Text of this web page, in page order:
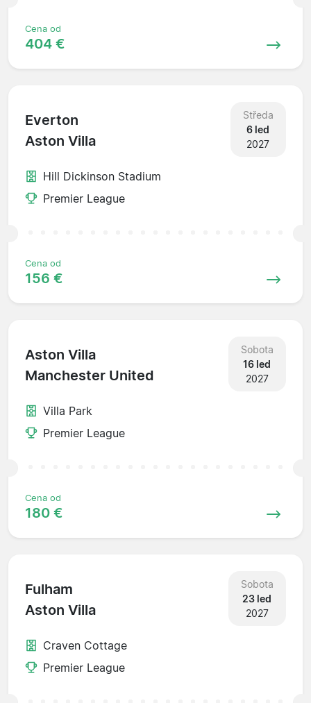
Cena od
404 €
Everton
Aston Villa
Středa
6 led
2027
Hill Dickinson Stadium
Premier League
Cena od
156 €
Aston Villa
Manchester United
Sobota
16 led
2027
Villa Park
Premier League
Cena od
180 €
Fulham
Aston Villa
Sobota
23 led
2027
Craven Cottage
Premier League